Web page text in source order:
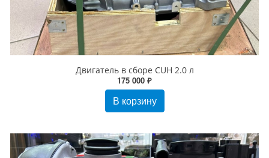
Двигатель в сборе CUH 2.0 л
175 000 ₽
В корзину